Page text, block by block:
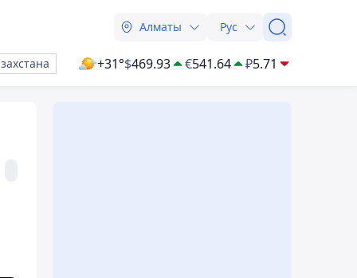
Алматы Рус
+31°$469.93 €541.64 ₽5.71